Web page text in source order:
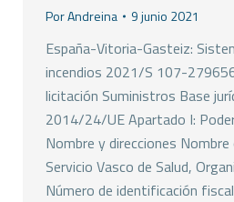
PorAndreina 9 junio 2021
España-Vitoria-Gasteiz:
incendios 2021/S 107-
licitación Suministros Base
2014/24/UE Apartado I:
Nombre y direcciones
Servicio Vasco de Salud,
Número de identificación